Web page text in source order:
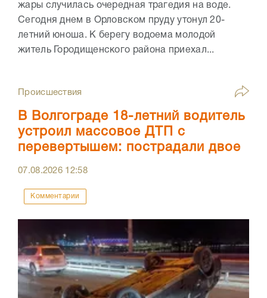
жары случилась очередная трагедия на воде.
Сегодня днем в Орловском пруду утонул 20-
летний юноша. К берегу водоема молодой
житель Городищенского района приехал...
Происшествия
В Волгограде 18-летний водитель
устроил массовое ДТП с
перевертышем: пострадали двое
07.08.2026 12:58
Комментарии